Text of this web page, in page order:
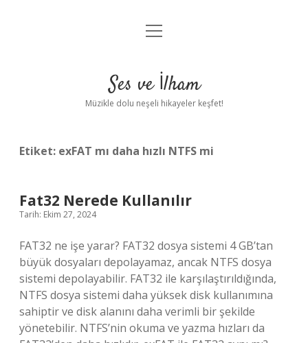
Anasayfa
Yasal Uyarı
menüyü
Ses ve İlham
Müzikle dolu neşeli hikayeler keşfet!
Etiket: exFAT mı daha hızlı NTFS mi
Fat32 Nerede Kullanılır
Tarih: Ekim 27, 2024
FAT32 ne işe yarar? FAT32 dosya sistemi 4 GB’tan
büyük dosyaları depolayamaz, ancak NTFS dosya
sistemi depolayabilir. FAT32 ile karşılaştırıldığında,
NTFS dosya sistemi daha yüksek disk kullanımına
sahiptir ve disk alanını daha verimli bir şekilde
yönetebilir. NTFS’nin okuma ve yazma hızları da